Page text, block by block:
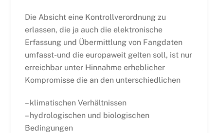
Die Absicht eine Kontrollverordnung zu
erlassen, die ja auch die elektronische
Erfassung und Übermittlung von Fangdaten
umfasst-und die europaweit gelten soll, ist nur
erreichbar unter Hinnahme erheblicher
Kompromisse die an den unterschiedlichen
– klimatischen Verhältnissen
– hydrologischen und biologischen
Bedingungen